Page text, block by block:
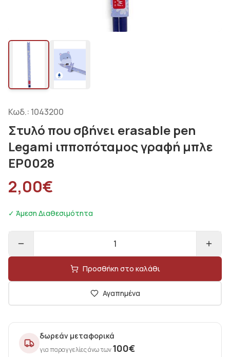
Κωδ.: 1043200
Στυλό που σβήνει erasable pen
Legami ιπποπόταμος γραφή μπλε
EP0028
2,00€
✓ Άμεση Διαθεσιμότητα
1
Προσθήκη στο καλάθι
Αγαπημένα
δωρεάν μεταφορικά
για παραγγελίες άνω των100€